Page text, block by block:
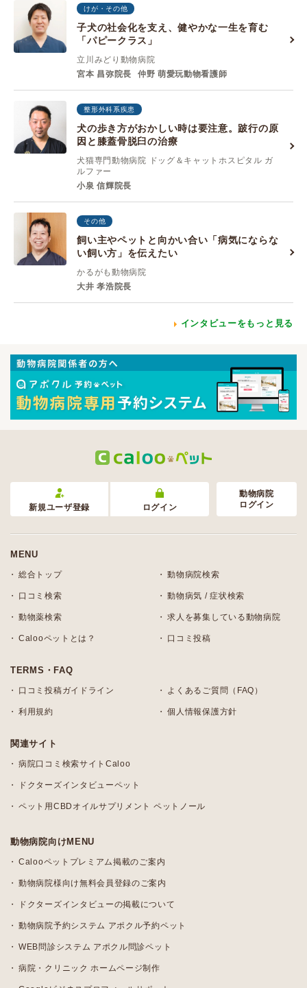
けが・その他
子犬の社会化を支え、健やかな一生を育む
「パピークラス」
立川みどり動物病院
宮本 昌弥院長
仲野 萌愛玩動物看護師
整形外科系疾患
犬の歩き方がおかしい時は要注意。跛行の原
因と膝蓋骨脱臼の治療
犬猫専門動物病院 ドッグ＆キャットホスピタル ガ
ルファー
小泉 信輝院長
その他
飼い主やペットと向かい合い「病気にならな
い飼い方」を伝えたい
かるがも動物病院
大井 孝浩院長
インタビューをもっと見る
新規ユーザ登録 ログイン
動物病院
ログイン
MENU
総合トップ 動物病院検索
口コミ検索 動物病気 / 症状検索
動物薬検索 求人を募集している動物病院
Calooペットとは？ 口コミ投稿
TERMS・FAQ
口コミ投稿ガイドライン よくあるご質問（FAQ）
利用規約 個人情報保護方針
関連サイト
病院口コミ検索サイトCaloo
ドクターズインタビューペット
ペット用CBDオイルサプリメント ペットノール
動物病院向けMENU
Calooペットプレミアム掲載のご案内
動物病院様向け無料会員登録のご案内
ドクターズインタビューの掲載について
動物病院予約システム アポクル予約ペット
WEB問診システム アポクル問診ペット
病院・クリニック ホームページ制作